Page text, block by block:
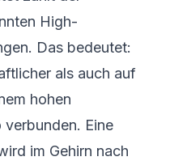
High-
Das bedeutet:
als auch auf
hohen
Eine
im Gehirn nach